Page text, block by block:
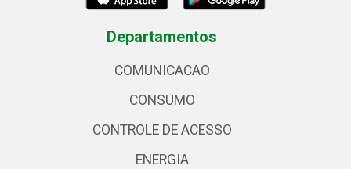
Departamentos
COMUNICACAO
CONSUMO
CONTROLE DE ACESSO
ENERGIA